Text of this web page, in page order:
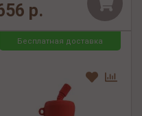
р.
Бесплатная доставка